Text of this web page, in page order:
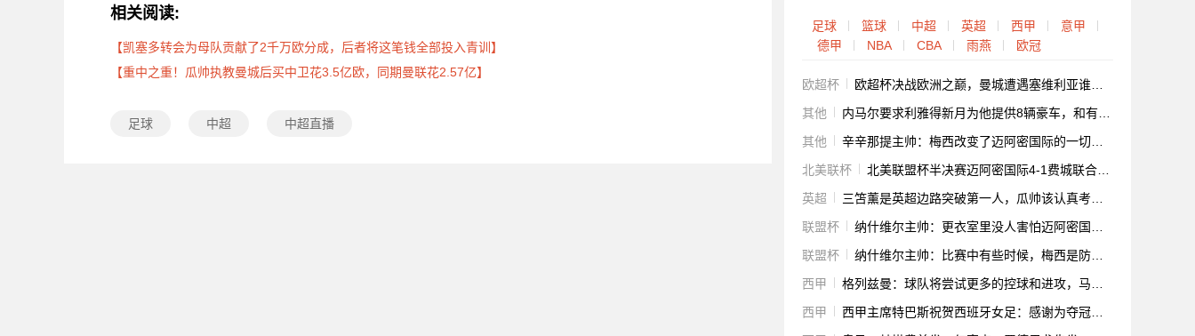
相关阅读:
【凯塞多转会为母队贡献了2千万欧分成，后者将这笔钱全部投入青训】
【重中之重！瓜帅执教曼城后买中卫花3.5亿欧，同期曼联花2.57亿】
足球 中超 中超直播
足球 篮球 中超 英超 西甲
意甲
德甲
NBA CBA 雨燕 欧冠
欧超杯
欧超杯决战欧洲之巅，曼城遭遇塞维利亚谁将最终捧杯？
其他
内马尔要求利雅得新月为他提供8辆豪车，和有25个间房的住宅
其他
辛辛那提主帅：梅西改变了迈阿密国际的一切，想阻止他们是愚蠢的
北美联杯
北美联盟杯半决赛迈阿密国际4-1费城联合晋级决赛！
英超
三笘薰是英超边路突破第一人，瓜帅该认真考虑是否引进他
联盟杯
纳什维尔主帅：更衣室里没人害怕迈阿密国际，但我尊重梅西
联盟杯
纳什维尔主帅：比赛中有些时候，梅西是防不住的
西甲
格列兹曼：球队将尝试更多的控球和进攻，马竞球员具备这样的实力
西甲
西甲主席特巴斯祝贺西班牙女足：感谢为夺冠付出努力的每个人